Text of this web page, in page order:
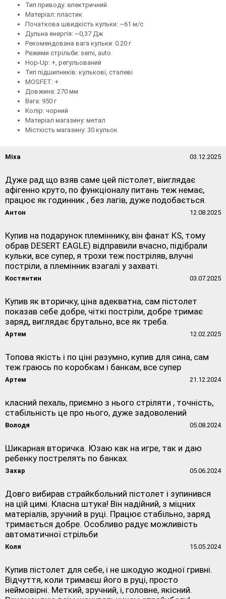
Тип приводу: електричний
Матеріал: пластик
Початкова швидкість кульки: ~61 м/с
Дульна енергія: ~0,37 Дж
Рекомендована вага кульки: 0.20 г
Режими стрільби: semi, auto
Hop-Up: +, регульований
Тип підшипників: кулькові, сталеві
MOSFET: +
Довжина: 270 мм
Вага: 950 г
Колір: чорний
Матеріал магазину: метал
Місткість магазину: 30 кульок
Міха 03.12.2025
Дуже рад що взяв саме цей пістолет, віиглядає
афігенно круто, по функціоналу питань теж немає,
працює як годинник , без лагів, дуже подобається.
Антон 12.08.2025
Купив на подарунок племіннику, він фанат КS, тому
обрав DESERT EAGLE) відправили вчасно, підібрали
кульки, все супер, я трохи теж постріляв, влучні
постріли, а племінник взагалі у захваті.
Костянтин 03.07.2025
Купив як вторичку, ціна адекватна, сам пістолет
показав себе добре, чіткі постріли, добре тримає
заряд, виглядає брутально, все як треба.
Артем 12.02.2025
Топова якість і по ціні разумно, купив для сина, сам
теж граюсь по коробкам і банкам, все супер
Артем 21.12.2024
класний пехаль, приємно з нього стріляти , точність,
стабільність це про нього, дуже задоволений
Володя 05.08.2024
Шикарная вторичка. Юзаю как на игре, так и даю
ребенку пострелять по банках.
Захар 05.06.2024
Довго вибирав страйкбольний пістолет і зупинився
на цій цимі. Класна штука! Він надійний, з міцних
матеріалів, зручний в руці. Працює стабільно, заряд
тримається добре. Особливо радує можливість
автоматичної стрільби
Коля 15.05.2024
Купив пістолет для себе, і не шкодую жодної гривні.
Відчуття, коли тримаєш його в руці, просто
неймовірні. Меткий, зручний, і, головне, якісний.